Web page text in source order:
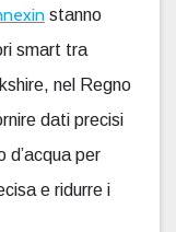
stanno
smart tra
nel Regno
dati precisi
d’acqua per
e ridurre i